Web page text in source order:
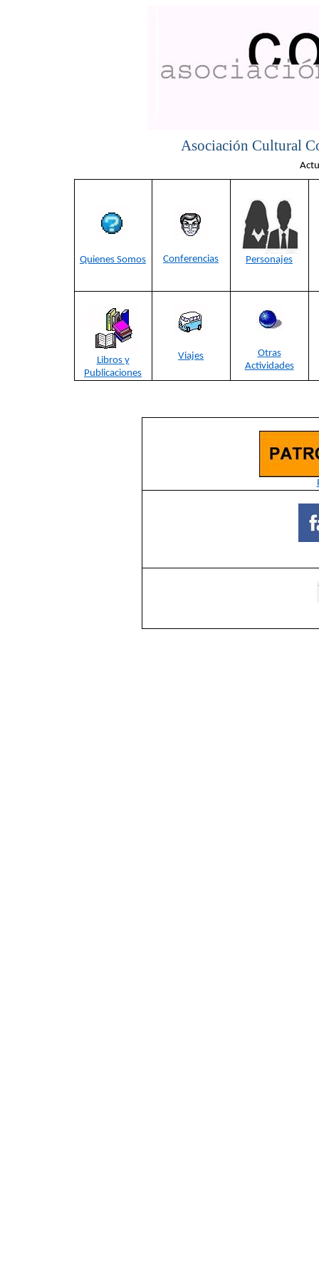
Asociación Cultural
Quienes Somos Conferencias Personajes
Libros y
Publicaciones
Viajes
Otras
Actividades